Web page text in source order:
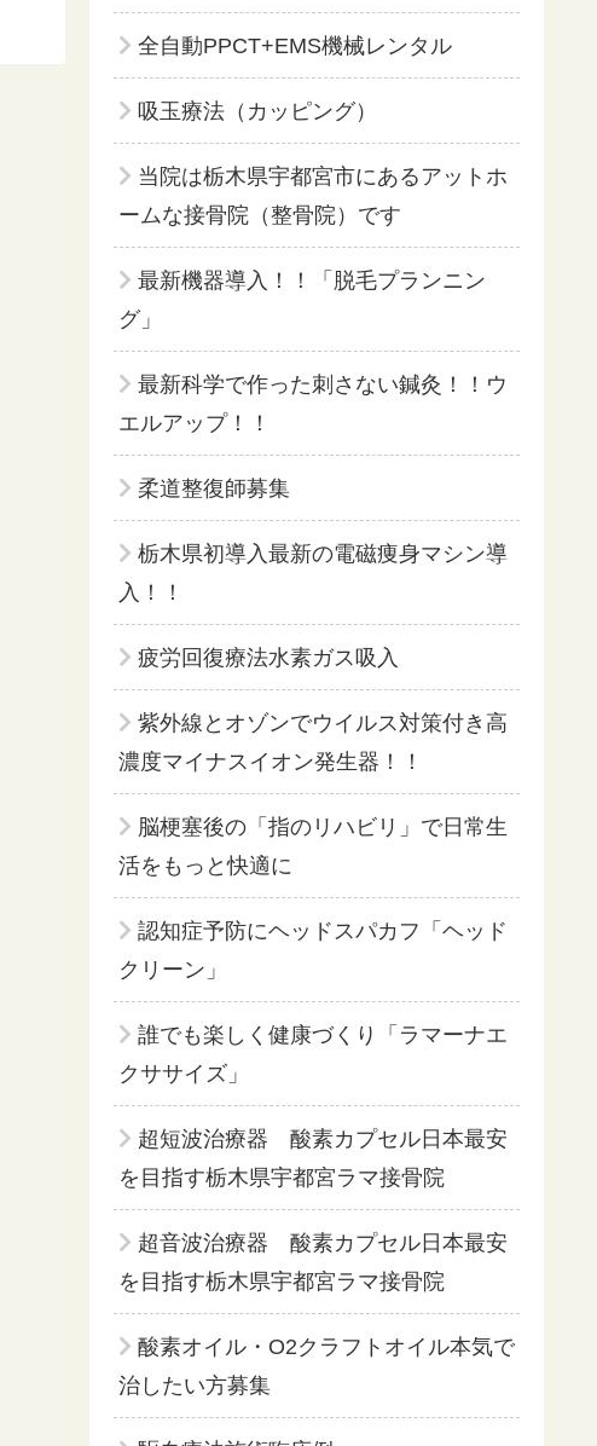
全自動PPCT+EMS機械レンタル
吸玉療法（カッピング）
当院は栃木県宇都宮市にあるアットホ
ームな接骨院（整骨院）です
最新機器導入！！「脱毛プランニン
グ」
最新科学で作った刺さない鍼灸！！ウ
エルアップ！！
柔道整復師募集
栃木県初導入最新の電磁痩身マシン導
入！！
疲労回復療法水素ガス吸入
紫外線とオゾンでウイルス対策付き高
濃度マイナスイオン発生器！！
脳梗塞後の「指のリハビリ」で日常生
活をもっと快適に
認知症予防にヘッドスパカフ「ヘッド
クリーン」
誰でも楽しく健康づくり「ラマーナエ
クササイズ」
超短波治療器 酸素カプセル日本最安
を目指す栃木県宇都宮ラマ接骨院
超音波治療器 酸素カプセル日本最安
を目指す栃木県宇都宮ラマ接骨院
酸素オイル・O2クラフトオイル本気で
治したい方募集